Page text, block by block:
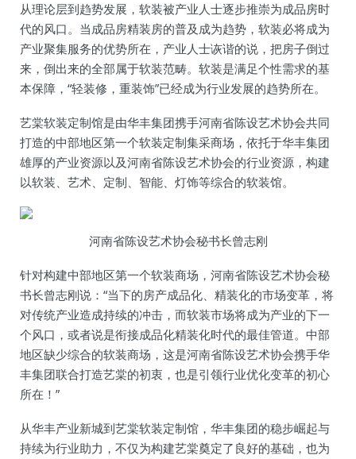
从理论层到趋势发展，软装被产业人士逐步推崇为成品房时
代的风口。当成品房精装房的普及成为趋势，软装必将成为
产业聚集服务的优势所在，产业人士诙谐的说，把房子倒过
来，倒出来的全部属于软装范畴。软装是满足个性需求的基
本保障，“轻装修，重装饰”已经成为行业发展的趋势所在。
艺棠软装定制馆是由华丰集团携手河南省陈设艺术协会共同
打造的中部地区第一个软装定制集采商场，依托于华丰集团
雄厚的产业资源以及河南省陈设艺术协会的行业资源，构建
以软装、艺术、定制、智能、灯饰等综合的软装馆。
河南省陈设艺术协会秘书长曾志刚
针对构建中部地区第一个软装商场，河南省陈设艺术协会秘
书长曾志刚说：“当下的房产成品化、精装化的市场变革，将
对传统产业造成持续的冲击，而软装市场将成为产业的下一
个风口，或者说是衔接成品化精装化时代的最佳管道。中部
地区缺少综合的软装商场，这是河南省陈设艺术协会携手华
丰集团联合打造艺棠的初衷，也是引领行业优化变革的初心
所在！”
从华丰产业新城到艺棠软装定制馆，华丰集团的稳步崛起与
持续为行业助力，不仅为构建艺棠奠定了良好的基础，也为